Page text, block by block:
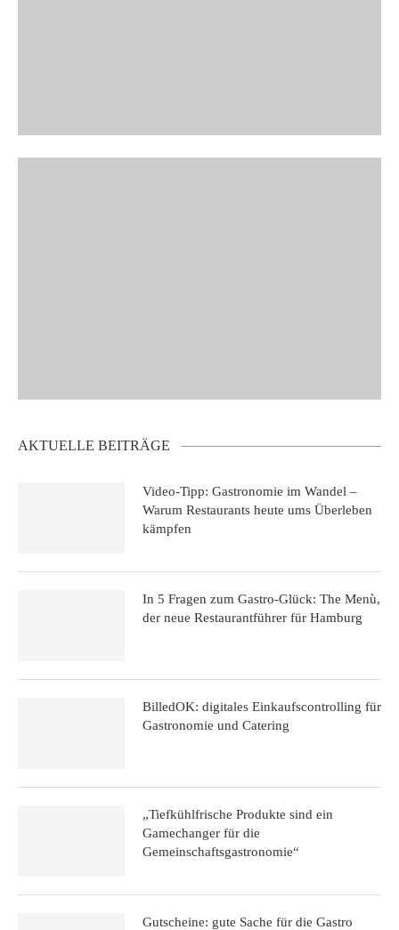
AKTUELLE BEITRÄGE
Video-Tipp: Gastronomie im Wandel –
Warum Restaurants heute ums Überleben
kämpfen
In 5 Fragen zum Gastro-Glück: The Menù,
der neue Restaurantführer für Hamburg
BilledOK: digitales Einkaufscontrolling für
Gastronomie und Catering
„Tiefkühlfrische Produkte sind ein
Gamechanger für die
Gemeinschaftsgastronomie“
Gutscheine: gute Sache für die Gastro